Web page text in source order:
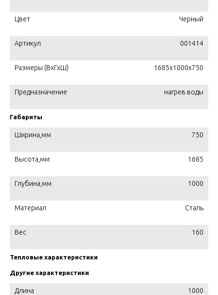
Цвет Черный
Артикул 001414
Размеры (ВхГхШ) 1685x1000x750
Предназначение нагрев воды
Габариты
Ширина,мм 750
Высота,мм 1685
Глубина,мм 1000
Материал Сталь
Вес 160
Тепловые характеристики
Другие характеристики
Длина 1000